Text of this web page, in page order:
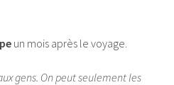
un mois après le voyage.
gens. On peut seulement les